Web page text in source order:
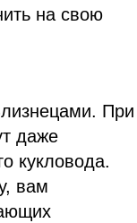
на свою
При
даже
кукловода.
вам